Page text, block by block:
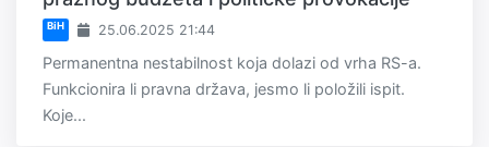
BiH 25.06.2025 21:44
Permanentna nestabilnost koja dolazi od vrha RS-a.
Funkcionira li pravna država, jesmo li položili ispit.
Koje...